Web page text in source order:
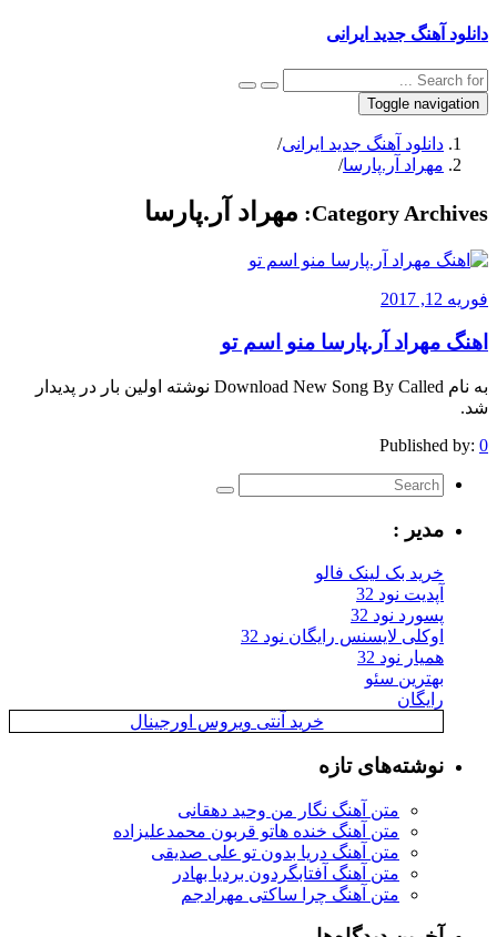
دانلود آهنگ جدید ایرانی
Toggle navigation
دانلود آهنگ جدید ایرانی/
مهراد آر.پارسا/
Category Archives: مهراد آر.پارسا
فوریه 12, 2017
اهنگ مهراد آر.پارسا منو اسم تو
به نام Download New Song By Called نوشته اولین بار در پدیدار
شد.
Published by: 0
مدیر :
خرید بک لینک فالو
آپدیت نود 32
پسورد نود 32
اوکلی لایسنس رایگان نود 32
همیار نود 32
بهترین سئو
رایگان
خرید آنتی ویروس اورجینال
نوشته‌های تازه
متن آهنگ نگار من وحید دهقانی
متن آهنگ خنده هاتو قربون محمدعلیزاده
متن آهنگ دریا بدون تو علی صدیقی
متن آهنگ آفتابگردون بردیا بهادر
متن آهنگ چرا ساکتی مهرادجم